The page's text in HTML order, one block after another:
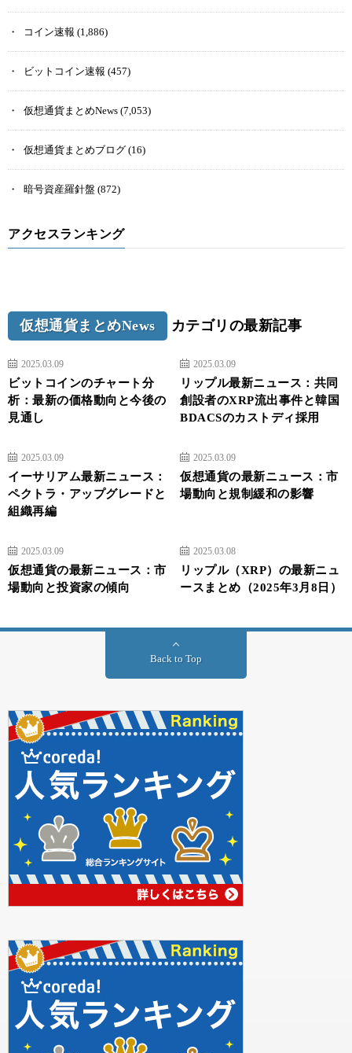
コイン速報 (1,886)
ビットコイン速報 (457)
仮想通貨まとめNews (7,053)
仮想通貨まとめブログ (16)
暗号資産羅針盤 (872)
アクセスランキング
仮想通貨まとめNews カテゴリの最新記事
2025.03.09
ビットコインのチャート分
析：最新の価格動向と今後の
見通し
2025.03.09
リップル最新ニュース：共同
創設者のXRP流出事件と韓国
BDACSのカストディ採用
2025.03.09
イーサリアム最新ニュース：
ペクトラ・アップグレードと
組織再編
2025.03.09
仮想通貨の最新ニュース：市
場動向と規制緩和の影響
2025.03.09
仮想通貨の最新ニュース：市
場動向と投資家の傾向
2025.03.08
リップル（XRP）の最新ニュ
ースまとめ（2025年3月8日）
Back to Top